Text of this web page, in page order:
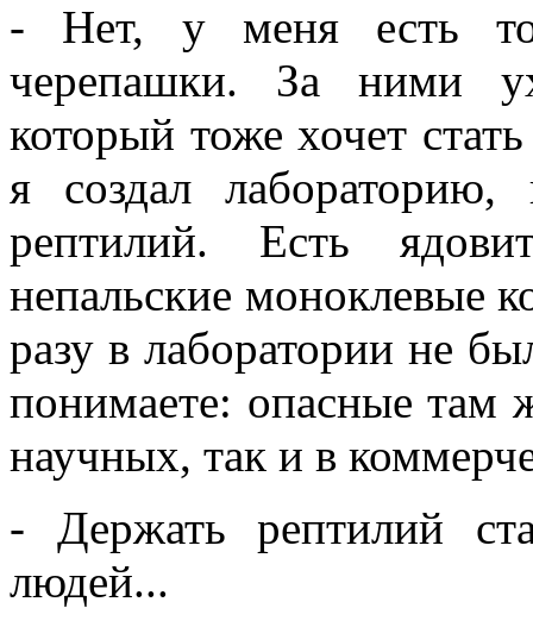
- Нет, у меня есть
черепашки. За ними
который тоже хочет
я создал
рептилий. Есть
непальские моноклевые
разу в лаборатории не
понимаете: опасные там
научных, так и в
- Держать рептилий
людей...